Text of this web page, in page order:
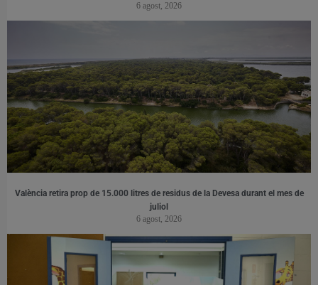
6 agost, 2026
València retira prop de 15.000 litres de residus de la Devesa durant el mes de
juliol
6 agost, 2026